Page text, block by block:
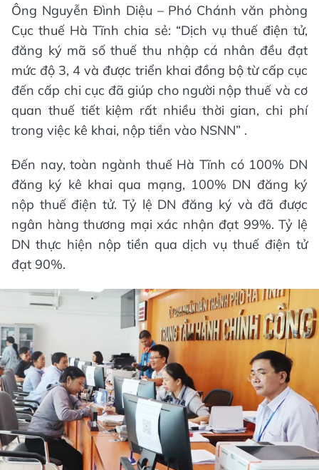
Ông Nguyễn Đình Diệu – Phó Chánh văn phòng
Cục thuế Hà Tĩnh chia sẻ: “Dịch vụ thuế điện tử,
đăng ký mã số thuế thu nhập cá nhân đều đạt
mức độ 3, 4 và được triển khai đồng bộ từ cấp cục
đến cấp chi cục đã giúp cho người nộp thuế và cơ
quan thuế tiết kiệm rất nhiều thời gian, chi phí
trong việc kê khai, nộp tiền vào NSNN” .
Đến nay, toàn ngành thuế Hà Tĩnh có 100% DN
đăng ký kê khai qua mạng, 100% DN đăng ký
nộp thuế điện tử. Tỷ lệ DN đăng ký và đã được
ngân hàng thương mại xác nhận đạt 99%. Tỷ lệ
DN thực hiện nộp tiền qua dịch vụ thuế điện tử
đạt 90%.